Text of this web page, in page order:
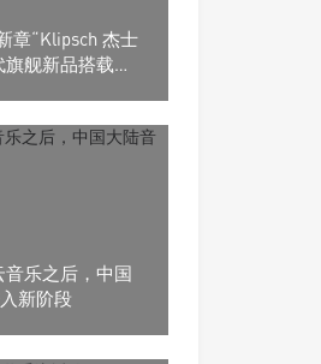
章“Klipsch 杰士
舰新品搭载硬
音乐之后，中国
新阶段